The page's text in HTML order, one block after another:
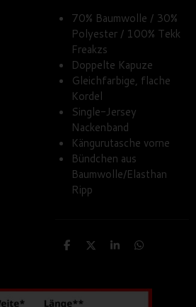
70% Baumwolle / 30%
Polyester / 100% Tekk
Freakzs
Doppelte Kapuze
Gleichfarbige, flache
Kordel
Single-Jersey
Nackenband
Kängurutasche vorne
Bündchen aus
Baumwolle/Elasthan
Ripp
T
e
n
T
e
T
e
T
e